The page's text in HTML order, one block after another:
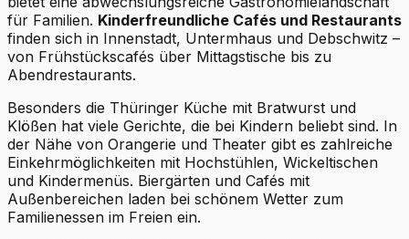
für Familien. Kinderfreundliche Cafés und Restaurants
finden sich in Innenstadt, Untermhaus und Debschwitz –
von Frühstückscafés über Mittagstische bis zu
Abendrestaurants.
Besonders die Thüringer Küche mit Bratwurst und
Klößen hat viele Gerichte, die bei Kindern beliebt sind. In
der Nähe von Orangerie und Theater gibt es zahlreiche
Einkehrmöglichkeiten mit Hochstühlen, Wickeltischen
und Kindermenüs. Biergärten und Cafés mit
Außenbereichen laden bei schönem Wetter zum
Familienessen im Freien ein.